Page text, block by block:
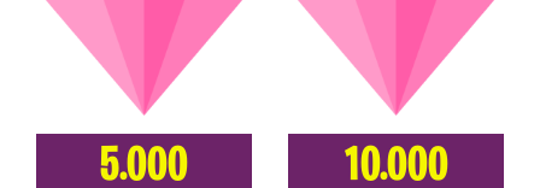
5.000 10.000